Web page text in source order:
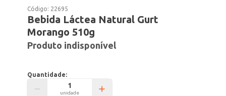
Código: 22695
Bebida Láctea Natural Gurt
Morango 510g
Produto indisponível
Quantidade:
unidade